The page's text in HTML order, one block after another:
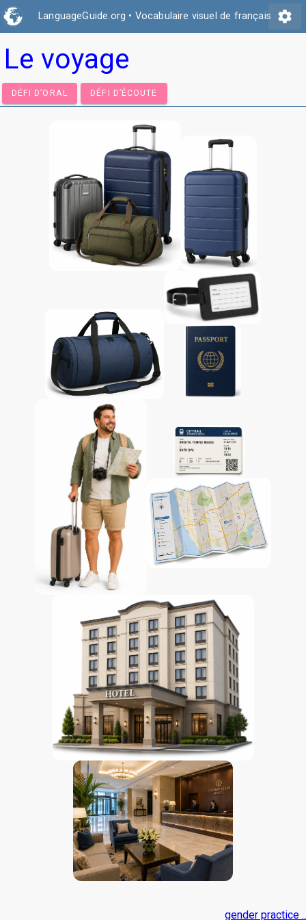
LanguageGuide.org • Vocabulaire visuel de français settings
Le voyage
DÉFI D’ORAL DÉFI D’ÉCOUTE
gender practice ..